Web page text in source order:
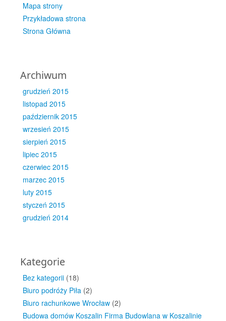
Mapa strony
Przykładowa strona
Strona Główna
Archiwum
grudzień 2015
listopad 2015
październik 2015
wrzesień 2015
sierpień 2015
lipiec 2015
czerwiec 2015
marzec 2015
luty 2015
styczeń 2015
grudzień 2014
Kategorie
Bez kategorii (18)
Biuro podróży Piła (2)
Biuro rachunkowe Wrocław (2)
Budowa domów Koszalin Firma Budowlana w Koszalinie